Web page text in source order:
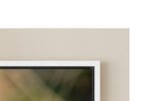
à
130,00 €